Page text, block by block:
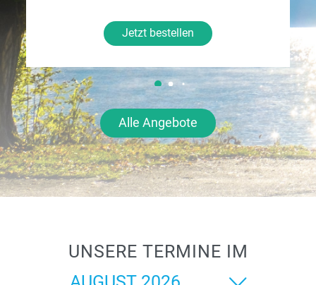
Jetzt bestellen
Alle Angebote
UNSERE TERMINE IM
Monat